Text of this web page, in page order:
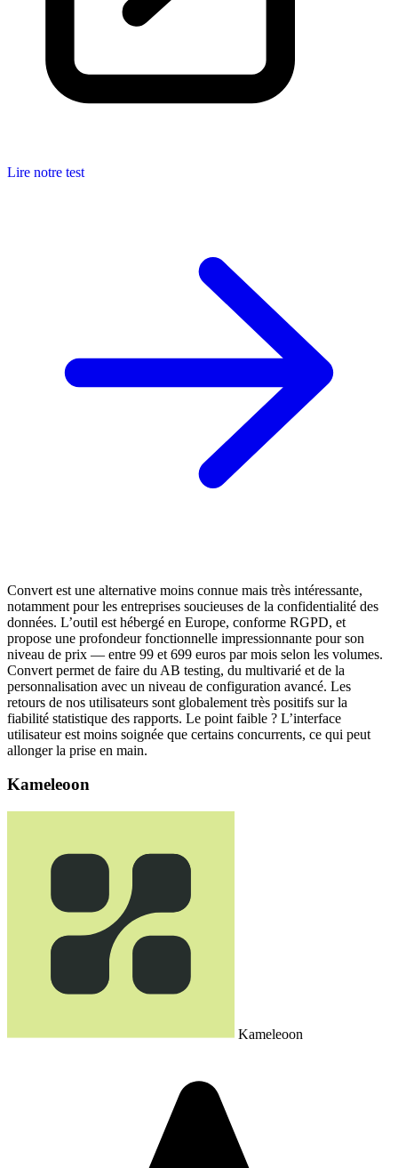
Lire notre test
Convert est une alternative moins connue mais très intéressante,
notamment pour les entreprises soucieuses de la confidentialité des
données. L’outil est hébergé en Europe, conforme RGPD, et
propose une profondeur fonctionnelle impressionnante pour son
niveau de prix — entre 99 et 699 euros par mois selon les volumes.
Convert permet de faire du AB testing, du multivarié et de la
personnalisation avec un niveau de configuration avancé. Les
retours de nos utilisateurs sont globalement très positifs sur la
fiabilité statistique des rapports. Le point faible ? L’interface
utilisateur est moins soignée que certains concurrents, ce qui peut
allonger la prise en main.
Kameleoon
Kameleoon